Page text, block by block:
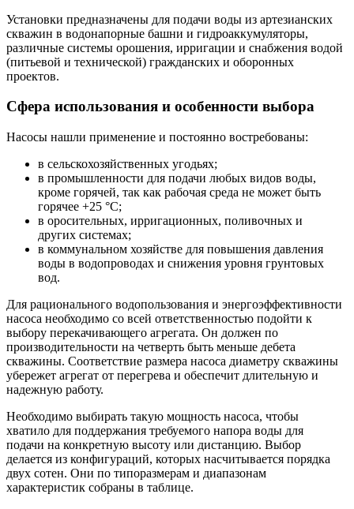
Установки предназначены для подачи воды из артезианских
скважин в водонапорные башни и гидроаккумуляторы,
различные системы орошения, ирригации и снабжения водой
(питьевой и технической) гражданских и оборонных
проектов.
Сфера использования и особенности выбора
Насосы нашли применение и постоянно востребованы:
в сельскохозяйственных угодьях;
в промышленности для подачи любых видов воды,
кроме горячей, так как рабочая среда не может быть
горячее +25 °C;
в оросительных, ирригационных, поливочных и
других системах;
в коммунальном хозяйстве для повышения давления
воды в водопроводах и снижения уровня грунтовых
вод.
Для рационального водопользования и энергоэффективности
насоса необходимо со всей ответственностью подойти к
выбору перекачивающего агрегата. Он должен по
производительности на четверть быть меньше дебета
скважины. Соответствие размера насоса диаметру скважины
убережет агрегат от перегрева и обеспечит длительную и
надежную работу.
Необходимо выбирать такую мощность насоса, чтобы
хватило для поддержания требуемого напора воды для
подачи на конкретную высоту или дистанцию. Выбор
делается из конфигураций, которых насчитывается порядка
двух сотен. Они по типоразмерам и диапазонам
характеристик собраны в таблице.